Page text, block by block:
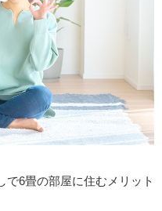
で6畳の部屋に住むメリット